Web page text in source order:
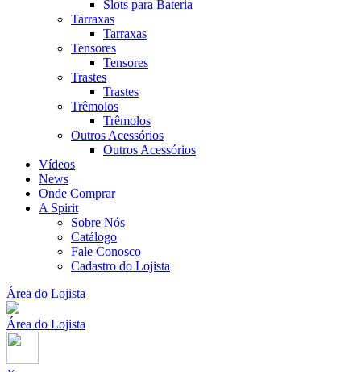
Slots para Bateria
Tarraxas
Tarraxas
Tensores
Tensores
Trastes
Trastes
Trêmolos
Trêmolos
Outros Acessórios
Outros Acessórios
Vídeos
News
Onde Comprar
A Spirit
Sobre Nós
Catálogo
Fale Conosco
Cadastro do Lojista
Área do Lojista
Área do Lojista